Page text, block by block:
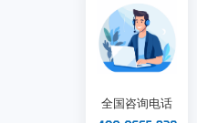
全国咨询电话